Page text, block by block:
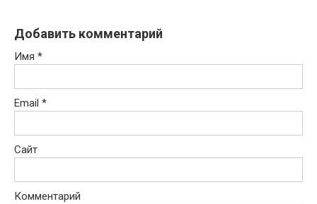
Добавить комментарий
Имя *
Email *
Сайт
Комментарий